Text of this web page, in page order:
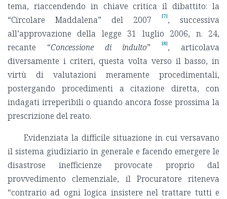
tema, riaccendendo in chiave critica il dibattito: la
“Circolare Maddalena” del 2007
[7], successiva
all’approvazione della legge 31 luglio 2006, n. 24,
recante “Concessione di indulto” [8], articolava
diversamente i criteri, questa volta verso il basso, in
virtù di valutazioni meramente procedimentali,
postergando procedimenti a citazione diretta, con
indagati irreperibili o quando ancora fosse prossima la
prescrizione del reato.
Evidenziata la difficile situazione in cui versavano
il sistema giudiziario in generale e facendo emergere le
disastrose inefficienze provocate proprio dal
provvedimento clemenziale, il Procuratore riteneva
“contrario ad ogni logica insistere nel trattare tutti e